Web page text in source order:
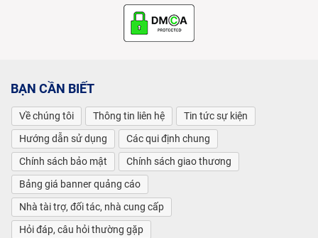
BẠN CẦN BIẾT
Về chúng tôi Thông tin liên hệ
Tin tức sự kiện
Hướng dẫn sử dụng
Các qui định chung
Chính sách bảo mật
Chính sách giao thương
Bảng giá banner quảng cáo
Nhà tài trợ, đối tác, nhà cung cấp
Hỏi đáp, câu hỏi thường gặp